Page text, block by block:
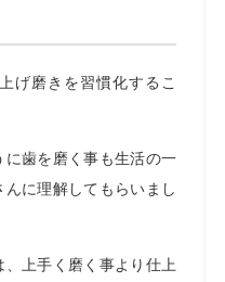
げ磨きを習慣化するこ
歯を磨く事も生活の一
に理解してもらいまし
上手く磨く事より仕上